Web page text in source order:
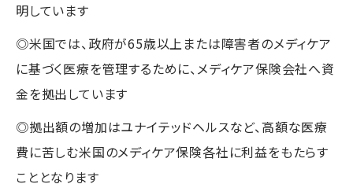
明しています
◎米国では、政府が65歳以上または障害者のメディケア
に基づく医療を管理するために、メディケア保険会社へ資
金を拠出しています
◎拠出額の増加はユナイテッドヘルスなど、高額な医療
費に苦しむ米国のメディケア保険各社に利益をもたらす
こととなります